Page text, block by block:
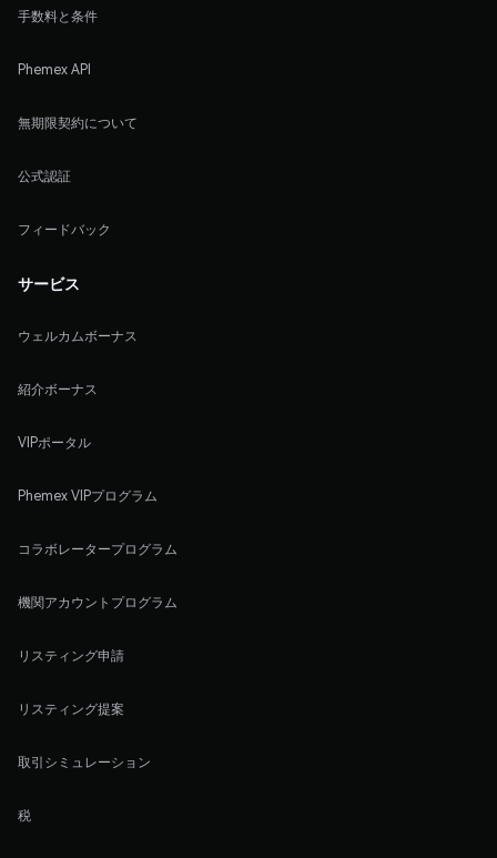
手数料と条件
Phemex API
無期限契約について
公式認証
フィードバック
サービス
ウェルカムボーナス
紹介ボーナス
VIPポータル
Phemex VIPプログラム
コラボレータープログラム
機関アカウントプログラム
リスティング申請
リスティング提案
取引シミュレーション
税